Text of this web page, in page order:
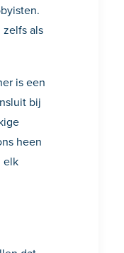
als
is een
bij
heen
elk